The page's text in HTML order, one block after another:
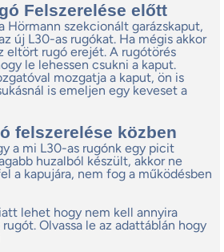
Felszerelése előtt
Hörmann szekcionált garázskaput,
új L30-as rugókat. Ha mégis akkor
eltört rugó erejét. A rugótörés
le lehessen csukni a kaput.
mozgatja a kaput, ön is
is emeljen egy keveset a
felszerelése közben
a mi L30-as rugónk egy picit
huzalból készült, akkor ne
a kapujára, nem fog a működésben
lehet hogy nem kell annyira
Olvassa le az adattáblán hogy